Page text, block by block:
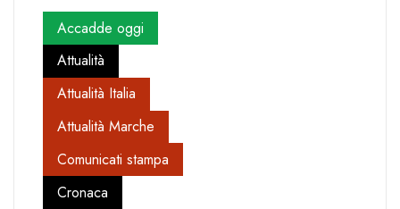
Accadde oggi
Attualità
Attualità Italia
Attualità Marche
Comunicati stampa
Cronaca